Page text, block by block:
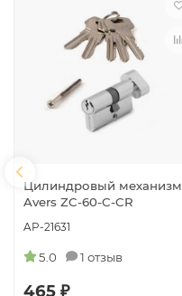
Цилиндровый механизм
Avers ZC-60-C-CR
AP-21631
5.0 1 отзыв
465 ₽